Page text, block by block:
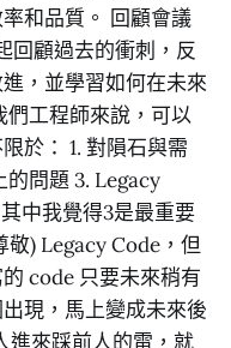
和品質。 回顧會議
回顧過去的衝刺，反
，並學習如何在未來
們工程師來說，可以
於： 1. 對隕石與需
的問題 3. Legacy
中我覺得3是最重要
) Legacy Code，但
code 只要未來稍有
現，馬上變成未來後
進來踩前人的雷，就